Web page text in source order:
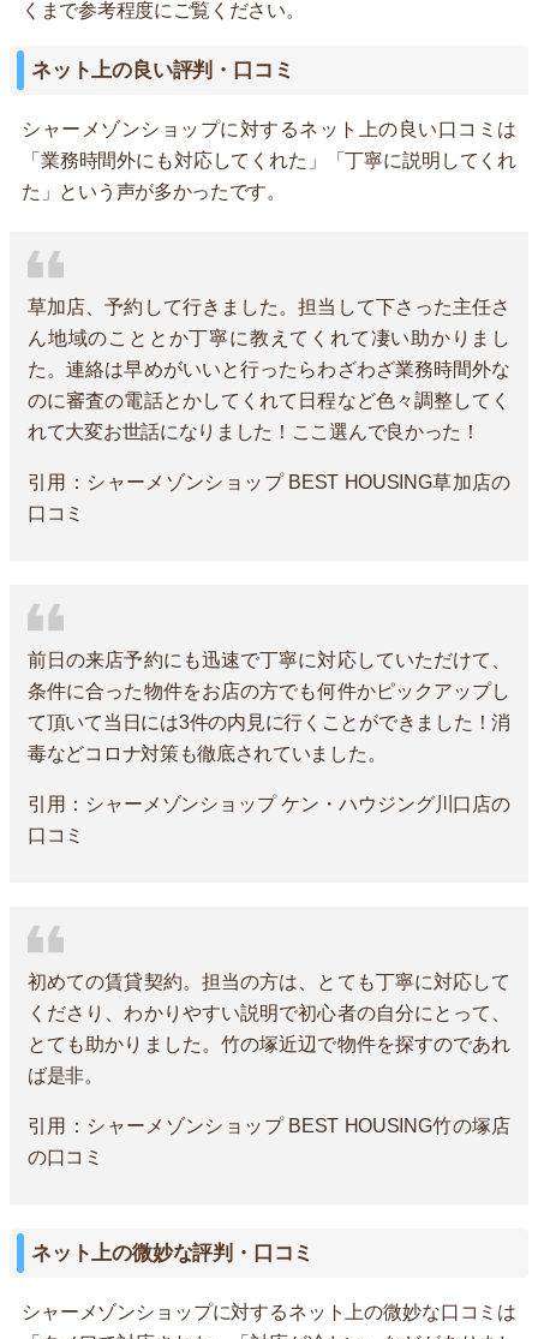
くまで参考程度にご覧ください。
ネット上の良い評判・口コミ
シャーメゾンショップに対するネット上の良い口コミは
「業務時間外にも対応してくれた」「丁寧に説明してくれ
た」という声が多かったです。
草加店、予約して行きました。担当して下さった主任さ
ん地域のこととか丁寧に教えてくれて凄い助かりまし
た。連絡は早めがいいと行ったらわざわざ業務時間外な
のに審査の電話とかしてくれて日程など色々調整してく
れて大変お世話になりました！ここ選んで良かった！
引用：シャーメゾンショップ BEST HOUSING草加店の
口コミ
前日の来店予約にも迅速で丁寧に対応していただけて、
条件に合った物件をお店の方でも何件かピックアップし
て頂いて当日には3件の内見に行くことができました！消
毒などコロナ対策も徹底されていました。
引用：シャーメゾンショップ ケン・ハウジング川口店の
口コミ
初めての賃貸契約。担当の方は、とても丁寧に対応して
くださり、わかりやすい説明で初心者の自分にとって、
とても助かりました。竹の塚近辺で物件を探すのであれ
ば是非。
引用：シャーメゾンショップ BEST HOUSING竹の塚店
の口コミ
ネット上の微妙な評判・口コミ
シャーメゾンショップに対するネット上の微妙な口コミは